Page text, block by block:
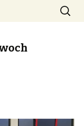
Suchen
nach: